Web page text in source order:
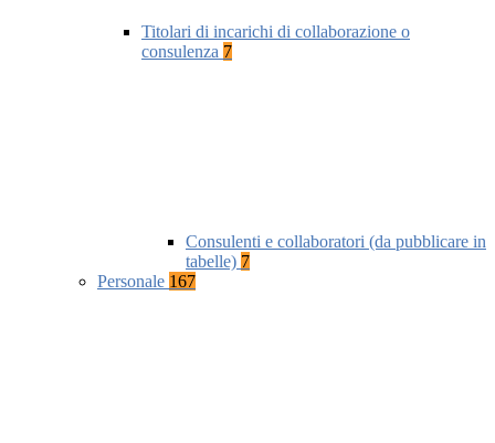
Titolari di incarichi di collaborazione o
consulenza 7
Consulenti e collaboratori (da pubblicare in
tabelle) 7
Personale 167